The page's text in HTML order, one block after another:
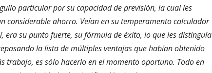
particular por su capacidad de previsión, la cual les
considerable ahorro. Veían en su temperamento calculador
era su punto fuerte, su fórmula de éxito, lo que les distinguía
la lista de múltiples ventajas que habían obtenido
trabajo, es sólo hacerlo en el momento oportuno. Todo en